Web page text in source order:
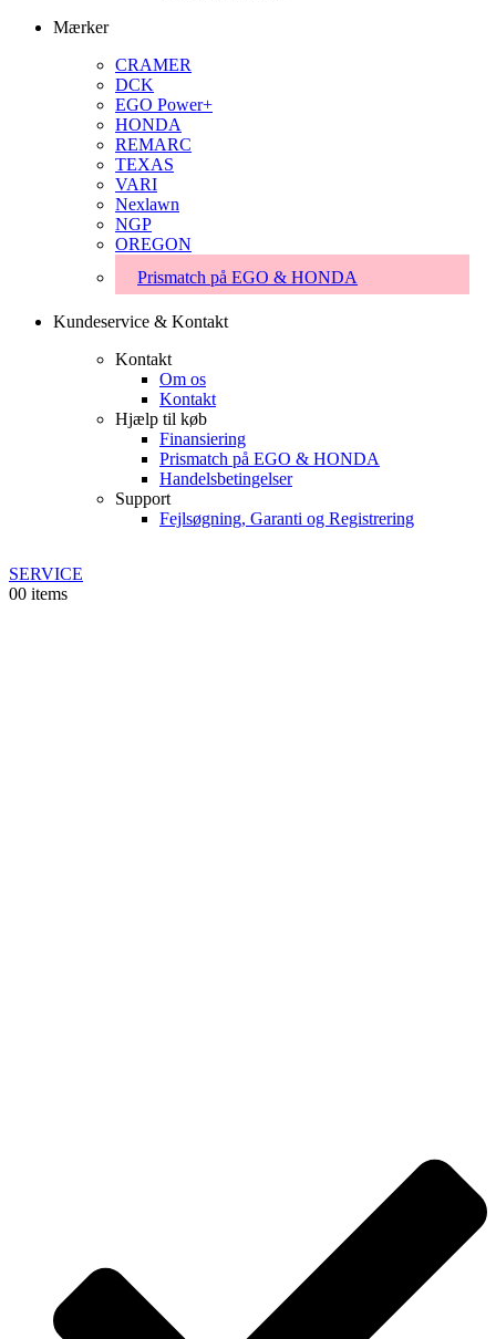
Mærker
CRAMER
DCK
EGO Power+
HONDA
REMARC
TEXAS
VARI
Nexlawn
NGP
OREGON
Prismatch på EGO & HONDA
Kundeservice & Kontakt
Kontakt
Om os
Kontakt
Hjælp til køb
Finansiering
Prismatch på EGO & HONDA
Handelsbetingelser
Support
Fejlsøgning, Garanti og Registrering
SERVICE
00 items